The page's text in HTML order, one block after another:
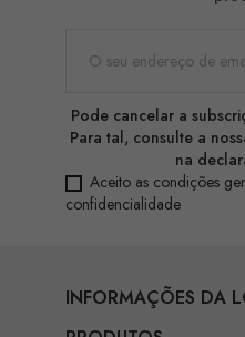
Pode cancelar a
Para tal, consulte a
na
Aceito as condições
confidencialidade
INFORMAÇÕES DA